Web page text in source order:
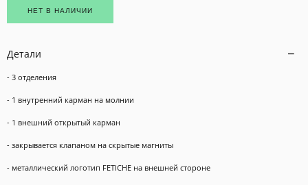
НЕТ В НАЛИЧИИ
Детали
- 3 отделения
- 1 внутренний карман на молнии
- 1 внешний открытый карман
- закрывается клапаном на скрытые магниты
- металлический логотип FETICHE на внешней стороне